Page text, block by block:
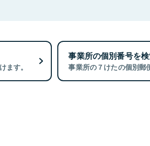
ます。
事業所の個別番号を
事業所の７けたの個別郵